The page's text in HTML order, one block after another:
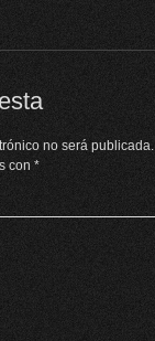
no será publicada.
con *